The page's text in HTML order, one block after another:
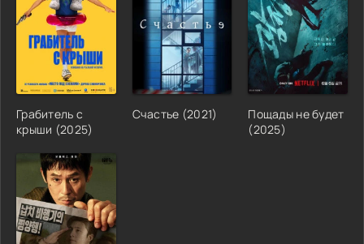
Грабитель с
крыши (2025)
Счастье (2021)
Пощады не будет
(2025)